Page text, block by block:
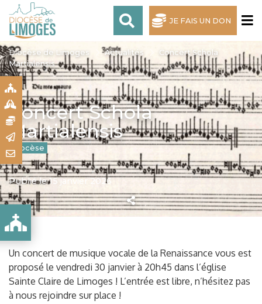
JE FAIS UN DON
Diocèse de Limoges Actualités
Concert Schola
Martialensis
Concert Schola
Martialensis
Diocèse
Publié le 15 janvier 2026
Un concert de musique vocale de la Renaissance vous est
proposé le vendredi 30 janvier à 20h45 dans l’église
Sainte Claire de Limoges ! L’entrée est libre, n’hésitez pas
à nous rejoindre sur place !